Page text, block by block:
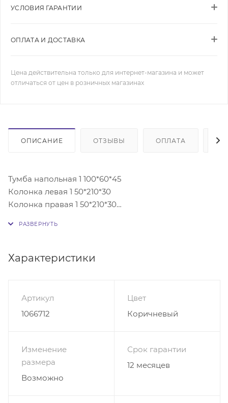
УСЛОВИЯ ГАРАНТИИ
ОПЛАТА И ДОСТАВКА
Цена действительна только для интернет-магазина и может
отличаться от цен в розничных магазинах
ОПИСАНИЕ ОТЗЫВЫ ОПЛАТА
Тумба напольная 1 100*60*45
Колонка левая 1 50*210*30
Колонка правая 1 50*210*30
Характеристики
Артикул
1066712
Цвет
Коричневый
Изменение
размера
Возможно
Срок гарантии
12 месяцев